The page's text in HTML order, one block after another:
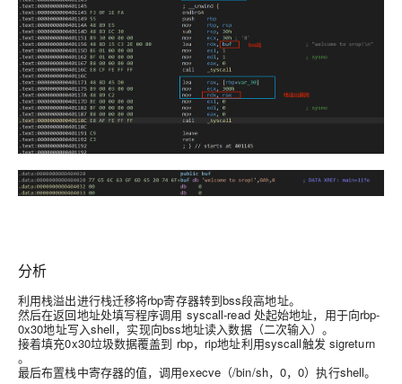
分析
利用栈溢出进行栈迁移将rbp寄存器转到bss段高地址。
然后在返回地址处填写程序调用 syscall-read 处起始地址，用于向rbp-
0x30地址写入shell，实现向bss地址读入数据（二次输入）。
接着填充0x30垃圾数据覆盖到 rbp，rip地址利用syscall触发 sigreturn
。
最后布置栈中寄存器的值，调用execve（/bin/sh，0，0）执行shell。